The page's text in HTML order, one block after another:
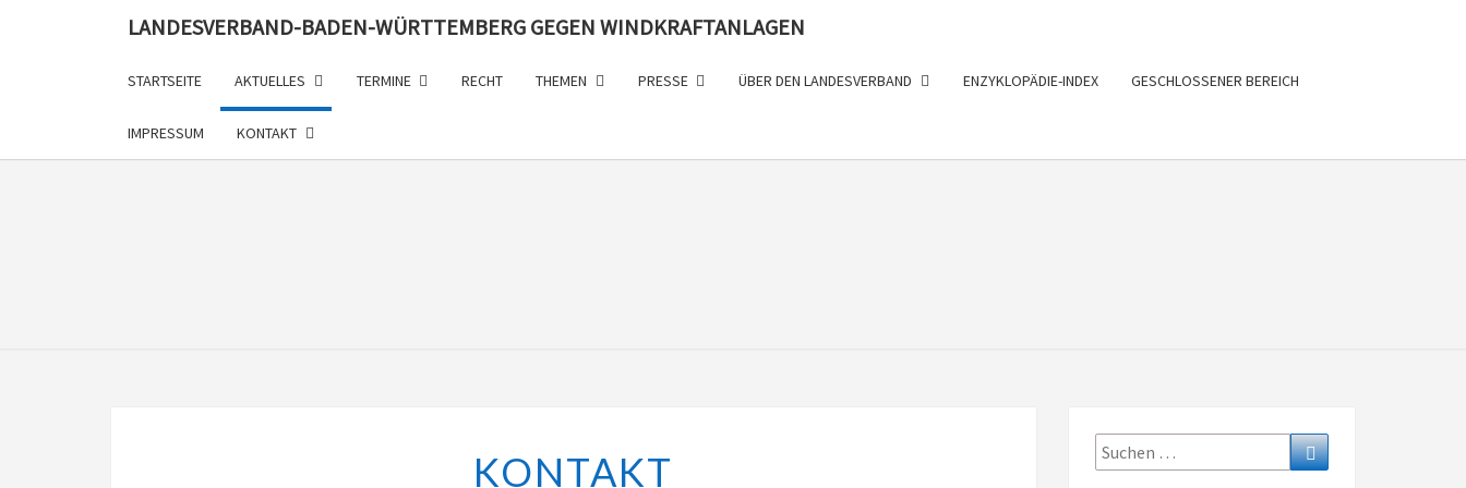
LANDESVERBAND-BADEN-WÜRTTEMBERG GEGEN WINDKRAFTANLAGEN
STARTSEITE AKTUELLES TERMINE RECHT THEMEN PRESSE ÜBER DEN LANDESVERBAND ENZYKLOPÄDIE-INDEX GESCHLOSSENER BEREICH
IMPRESSUM KONTAKT
GEGEN
O
KONTAKT
Suche
nach:
Suche